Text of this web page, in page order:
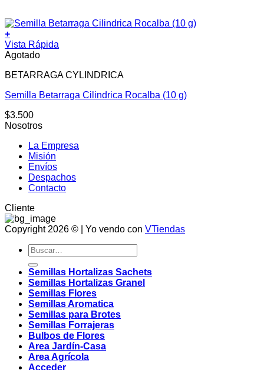
+
Vista Rápida
Agotado
BETARRAGA CYLINDRICA
Semilla Betarraga Cilindrica Rocalba (10 g)
$3.500
Nosotros
La Empresa
Misión
Envíos
Despachos
Contacto
Cliente
Copyright 2026 © | Yo vendo con VTiendas
Buscar
por:
Semillas Hortalizas Sachets
Semillas Hortalizas Granel
Semillas Flores
Semillas Aromatica
Semillas para Brotes
Semillas Forrajeras
Bulbos de Flores
Area Jardín-Casa
Area Agrícola
Acceder